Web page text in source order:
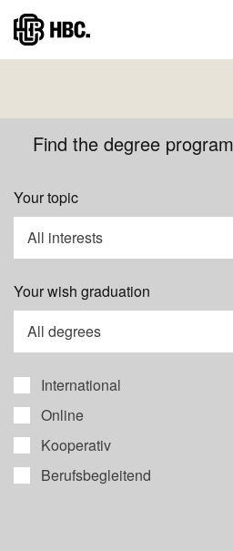
Skip
Pagination
Find the degree
Your topic
All interests
Your wish graduation
All degrees
International
Online
Kooperativ
Berufsbegleitend